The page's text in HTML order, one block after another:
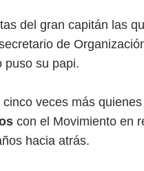
del gran capitán las
de
puso su papi.
cinco veces más
con el Movimiento en
hacia atrás.